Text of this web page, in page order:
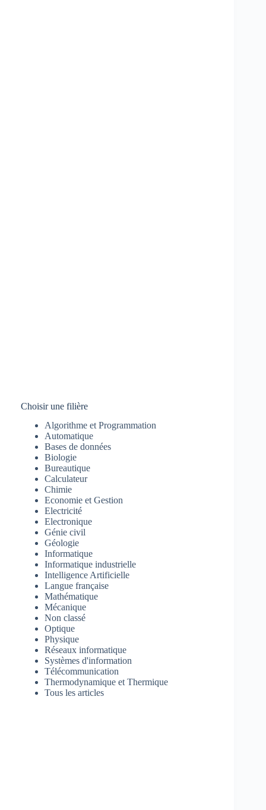
Choisir une filière
Algorithme et Programmation
Automatique
Bases de données
Biologie
Bureautique
Calculateur
Chimie
Economie et Gestion
Electricité
Electronique
Génie civil
Géologie
Informatique
Informatique industrielle
Intelligence Artificielle
Langue française
Mathématique
Mécanique
Non classé
Optique
Physique
Réseaux informatique
Systèmes d'information
Télécommunication
Thermodynamique et Thermique
Tous les articles